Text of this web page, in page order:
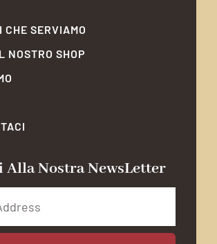
CHE SERVIAMO
NOSTRO SHOP
Nostra NewsLetter